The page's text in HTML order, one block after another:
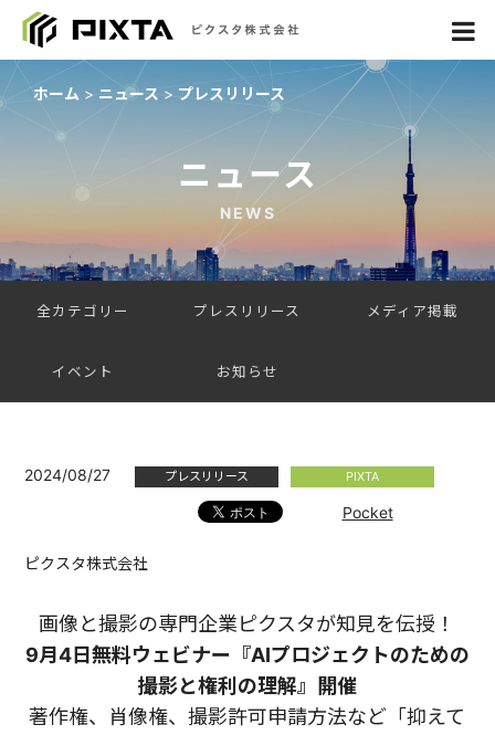
ホーム ニュース プレスリリース
ニュース
NEWS
全カテゴリー プレスリリース メディア掲載
イベント お知らせ
2024/08/27 プレスリリース PIXTA
Pocket
ピクスタ株式会社
画像と撮影の専門企業ピクスタが知見を伝授！
9月4日無料ウェビナー『AIプロジェクトのための
撮影と権利の理解』開催
著作権、肖像権、撮影許可申請方法など「抑えて